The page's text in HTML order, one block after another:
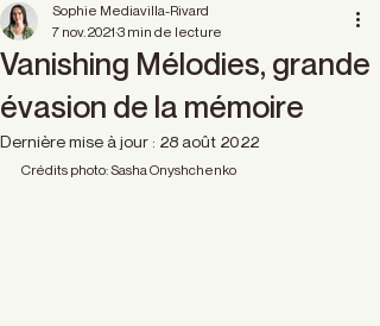
Vanishing Mélodies, grande
évasion de la mémoire
Sophie Mediavilla-Rivard
7 nov. 2021 3 min de lecture
Dernière mise à jour : 28 août 2022
Crédits photo: Sasha Onyshchenko